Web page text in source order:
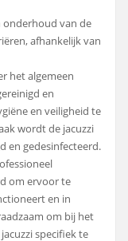
onderhoud van de
afhankelijk van
het algemeen
en
en veiligheid te
wordt de jacuzzi
en gedesinfecteerd.
om ervoor te
en in
om bij het
specifiek te